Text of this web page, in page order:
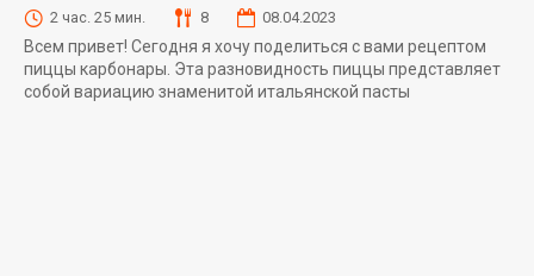
2 час. 25 мин. 8 08.04.2023
Всем привет! Сегодня я хочу поделиться с вами рецептом
пиццы карбонары. Эта разновидность пиццы представляет
собой вариацию знаменитой итальянской пасты